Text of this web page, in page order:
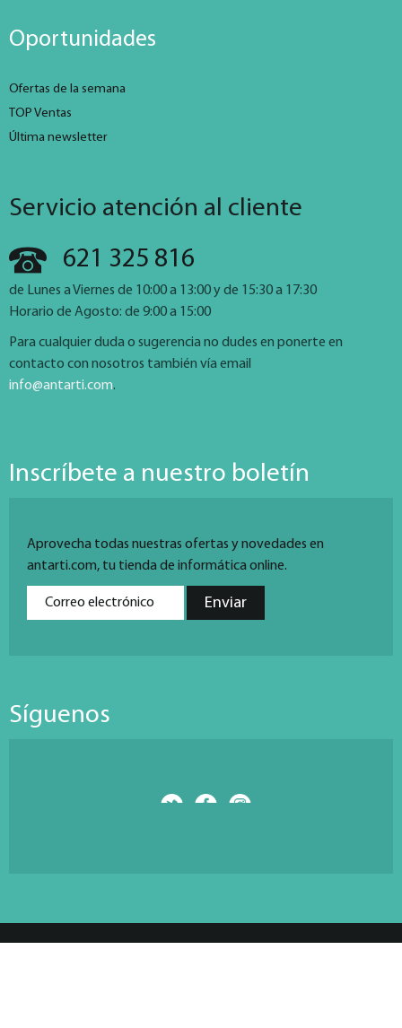
Oportunidades
Ofertas de la semana
TOP Ventas
Última newsletter
Servicio atención al cliente
621 325 816
de Lunes a Viernes de 10:00 a 13:00 y de 15:30 a 17:30
Horario de Agosto: de 9:00 a 15:00
Para cualquier duda o sugerencia no dudes en ponerte en
contacto con nosotros también vía email
info@antarti.com.
Inscríbete a nuestro boletín
Aprovecha todas nuestras ofertas y novedades en
antarti.com, tu tienda de informática online.
Síguenos